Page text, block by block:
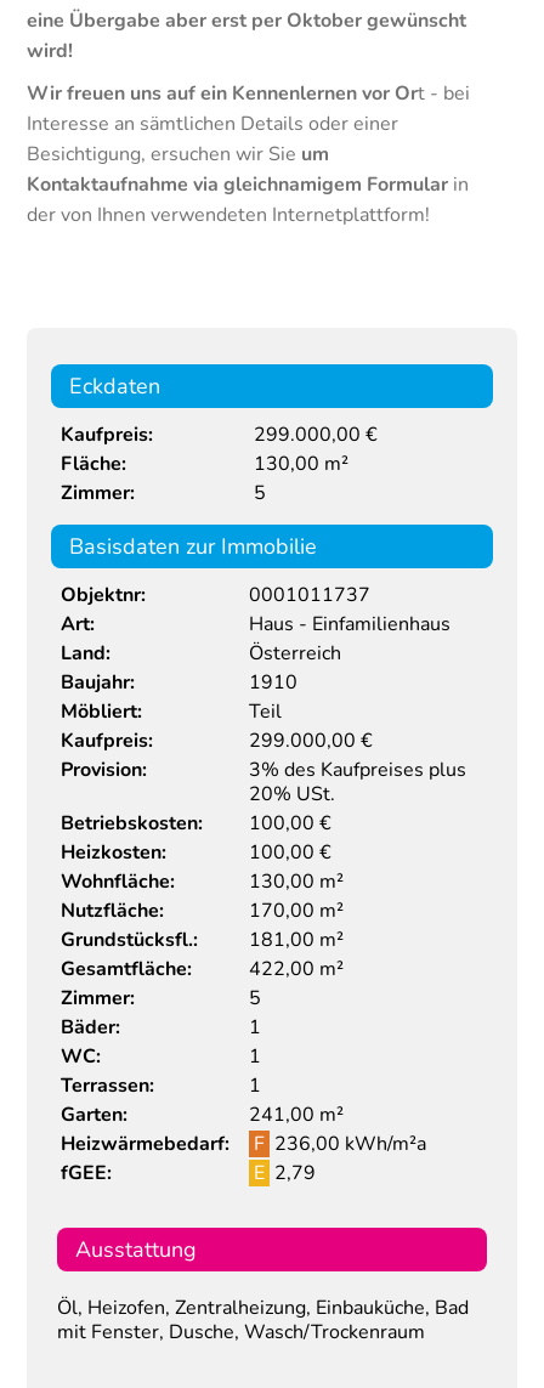
eine Übergabe aber erst per Oktober gewünscht
wird!
Wir freuen uns auf ein Kennenlernen vor Ort - bei
Interesse an sämtlichen Details oder einer
Besichtigung, ersuchen wir Sie um
Kontaktaufnahme via gleichnamigem Formular in
der von Ihnen verwendeten Internetplattform!
Eckdaten
Kaufpreis:
299.000,00 €
Fläche:
130,00 m²
Zimmer:
5
Basisdaten zur Immobilie
Objektnr:
0001011737
Art:
Haus - Einfamilienhaus
Land:
Österreich
Baujahr:
1910
Möbliert:
Teil
Kaufpreis:
299.000,00 €
Provision:
3% des Kaufpreises plus
20% USt.
Betriebskosten:
100,00 €
Heizkosten:
100,00 €
Wohnfläche:
130,00 m²
Nutzfläche:
170,00 m²
Grundstücksfl.:
181,00 m²
Gesamtfläche:
422,00 m²
Zimmer:
5
Bäder:
1
WC:
1
Terrassen:
1
Garten:
241,00 m²
Heizwärmebedarf:
F 236,00 kWh/m²a
fGEE:
E 2,79
Ausstattung
Öl, Heizofen, Zentralheizung, Einbauküche, Bad
mit Fenster, Dusche, Wasch/Trockenraum